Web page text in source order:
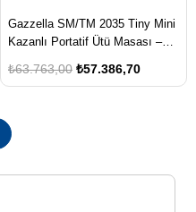
Gazzella SM/TM 2035 Tiny Mini
Kazanlı Portatif Ütü Masası –
Tipi Model
₺57.386,70
₺63.763,00